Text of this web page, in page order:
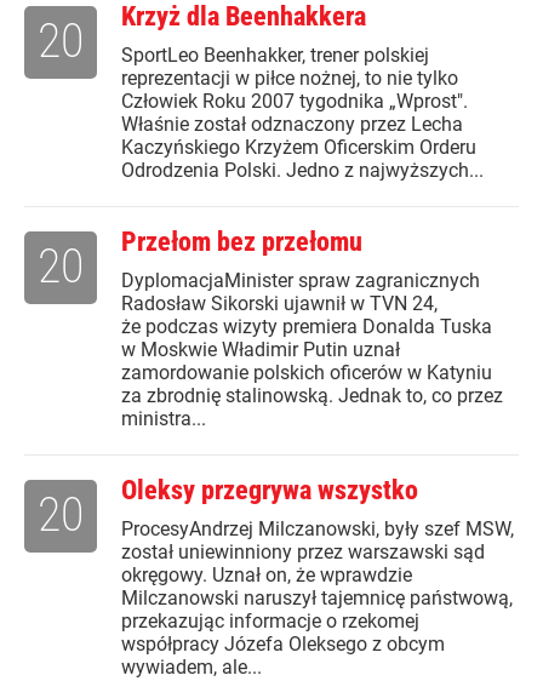
Krzyż dla Beenhakkera
SportLeo Beenhakker, trener polskiej
reprezentacji w piłce nożnej, to nie tylko
Człowiek Roku 2007 tygodnika „Wprost".
Właśnie został odznaczony przez Lecha
Kaczyńskiego Krzyżem Oficerskim Orderu
Odrodzenia Polski. Jedno z najwyższych...
20
Przełom bez przełomu
DyplomacjaMinister spraw zagranicznych
Radosław Sikorski ujawnił w TVN 24,
że podczas wizyty premiera Donalda Tuska
w Moskwie Władimir Putin uznał
zamordowanie polskich oficerów w Katyniu
za zbrodnię stalinowską. Jednak to, co przez
ministra...
20
Oleksy przegrywa wszystko
ProcesyAndrzej Milczanowski, były szef MSW,
został uniewinniony przez warszawski sąd
okręgowy. Uznał on, że wprawdzie
Milczanowski naruszył tajemnicę państwową,
przekazując informacje o rzekomej
współpracy Józefa Oleksego z obcym
wywiadem, ale...
20